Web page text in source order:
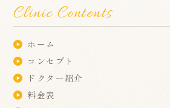
Clinic Contents
ホーム
コンセプト
ドクター紹介
料金表